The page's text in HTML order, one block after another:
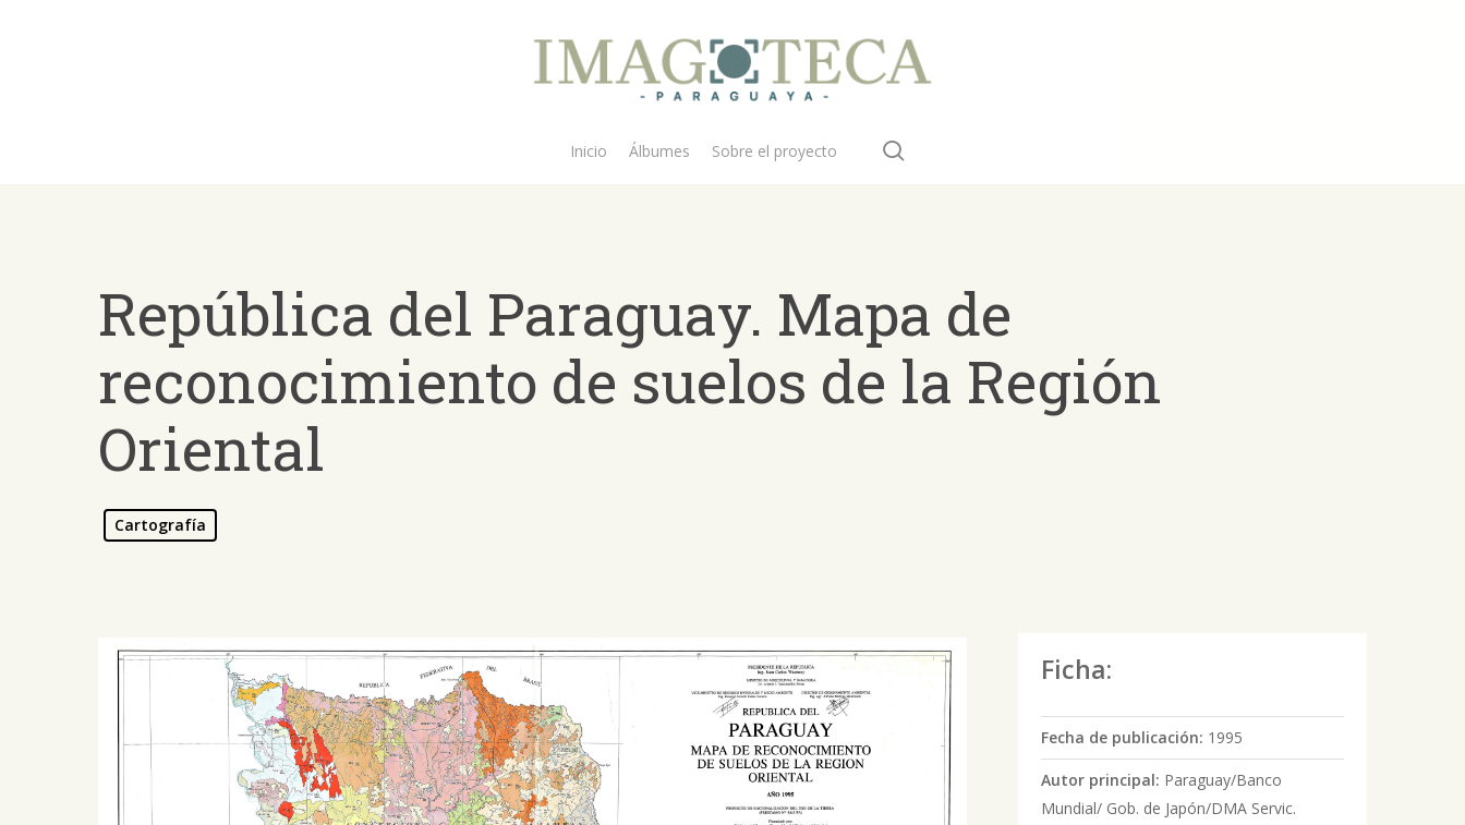
Inicio Álbumes Sobre el proyecto
República del Paraguay. Mapa de
reconocimiento de suelos de la Región
Oriental
Cartografía
Ficha:
Fecha de publicación: 1995
Autor principal: Paraguay/Banco
Mundial/ Gob. de Japón/DMA Servic.